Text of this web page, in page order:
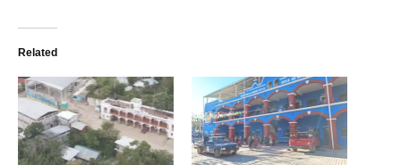
Twitter
abre
una
ventana
nueva)
una
ventana
nueva)
una
ventana
nueva)
una
ventana
nueva)
Related